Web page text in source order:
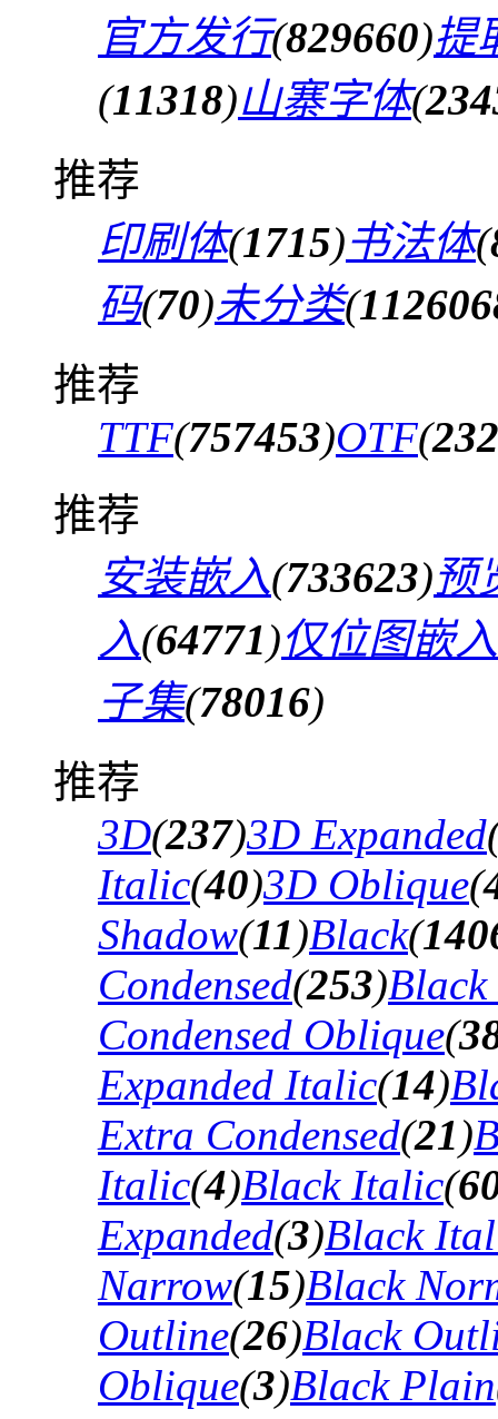
官方发行(829660)提
(11318)山寨字体(
推荐
印刷体(1715)书法体(
码(70)未分类(
推荐
TTF(757453)OTF(
推荐
安装嵌入(733623)预
入(64771)仅位图嵌入
子集(78016)
推荐
3D(237)3D Expanded
Italic(40)3D Oblique(
Shadow(11)Black(
Condensed(253)Black
Condensed Oblique(
Expanded Italic(14)
Extra Condensed(21)
Italic(4)Black Italic(
Expanded(3)Black
Narrow(15)Black
Outline(26)Black
Oblique(3)Black Plain